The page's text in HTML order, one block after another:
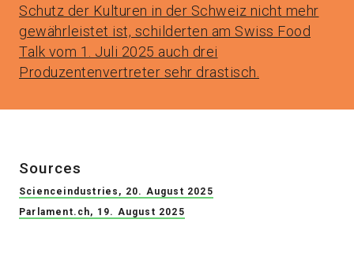
Schutz der Kulturen in der Schweiz nicht mehr
gewährleistet ist, schilderten am Swiss Food
Talk vom 1. Juli 2025 auch drei
Produzentenvertreter sehr drastisch.
Sources
Scienceindustries, 20. August 2025
Parlament.ch, 19. August 2025